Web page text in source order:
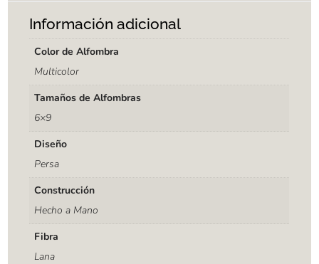
Información adicional
Color de Alfombra
Multicolor
Tamaños de Alfombras
6×9
Diseño
Persa
Construcción
Hecho a Mano
Fibra
Lana